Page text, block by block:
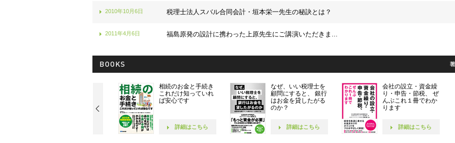
2010年10月6日 税理士法人スバル合同会計・垣本栄一先生の秘訣とは？
2011年4月6日 福島原発の設計に携わった上原先生にご講演いただきま...
相続のお金と手続き
これだけ知っていれ
ば安心です
詳細はこちら
なぜ、いい税理士を
顧問にすると、 銀行
はお金を貸したがる
のか？
詳細はこちら
会社の設立・資金繰
り・申告・節税、 ぜ
んぶこれ１冊でわか
ります
詳細はこちら